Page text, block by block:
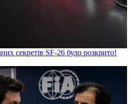
секретів SF-26 було розкрито!